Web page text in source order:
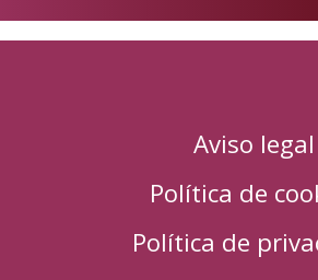
Aviso legal
Política de
Política de